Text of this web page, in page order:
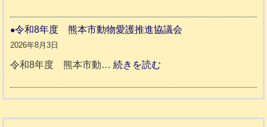
さ
ん
人
ホ
日
1
本
支
災
ッ
令和8年度 熊本市動物愛護推進協議会
2026年8月3日
令和8年度 熊本市動…続きを読む
和